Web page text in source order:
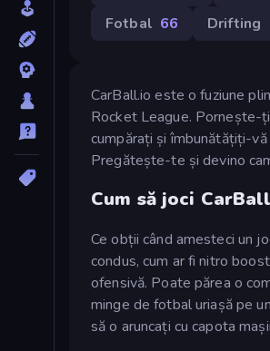
Fotbal 66 Drifting
CarBall.io este o fuziune
Rocket League. Pornește-
cumpărați și îmbunătățiți-
Pregătește-te și devino
Cum să joci
Ce obții când amesteci un
condus, cum ar fi nitro
ofensivă. Poate părea o
minge de fotbal uriașă pe
să o aruncați cu capota